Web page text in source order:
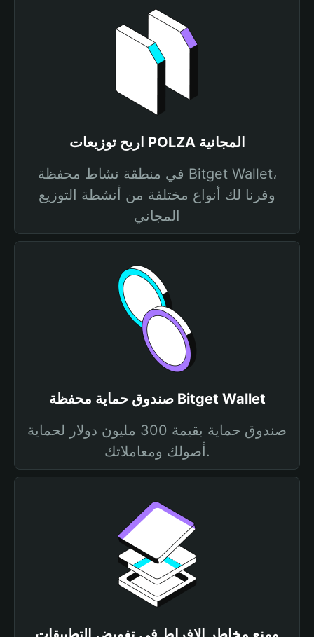
اربح توزيعات POLZA المجانية
في منطقة نشاط محفظة Bitget Wallet،
وفرنا لك أنواع مختلفة من أنشطة التوزيع
المجاني
صندوق حماية محفظة Bitget Wallet
صندوق حماية بقيمة 300 مليون دولار لحماية
أصولك ومعاملاتك.